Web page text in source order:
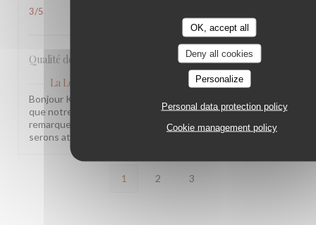
OK, accept all
Deny all cookies
Personalize
Personal data protection policy
Cookie management policy
3/5
Qualité des plats, cadre et amabilité de l’équipe
La Lorraine
has replied to this review
Bonjour Karim, Merci pour ce retour ! Nous sommes ravis
que notre équipe et l'ambiance vous aient plu. Votre
remarque sur le rapport qualité-prix est notée, nous y
serons attentifs. À très bientôt !
1 2 3